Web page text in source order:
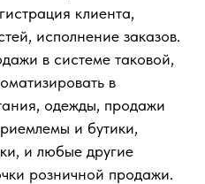
клиента,
исполнение заказов.
в системе таковой,
в
одежды, продажи
и бутики,
и любые другие
розничной продажи.